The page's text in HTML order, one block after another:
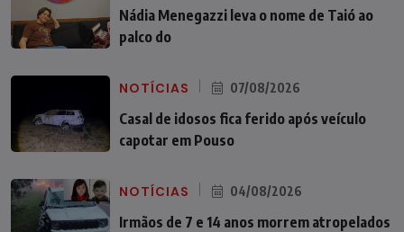
Nádia Menegazzi leva o nome de Taió ao
palco do
NOTÍCIAS 07/08/2026
Casal de idosos fica ferido após veículo
capotar em Pouso
NOTÍCIAS 04/08/2026
Irmãos de 7 e 14 anos morrem atropelados